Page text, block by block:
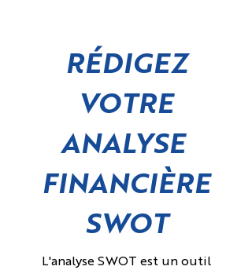
RÉDIGEZ
VOTRE
ANALYSE
FINANCIÈRE
SWOT
L'analyse SWOT est un outil